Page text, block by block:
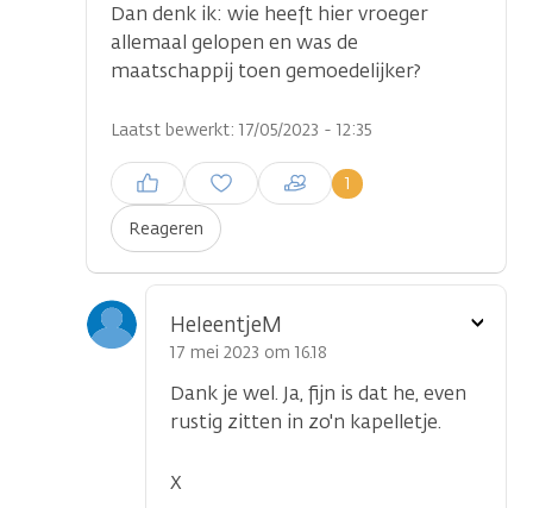
Dan denk ik: wie heeft hier vroeger
allemaal gelopen en was de
maatschappij toen gemoedelijker?
Laatst bewerkt: 17/05/2023 - 12:35
Reageren
1
Inloggen om een reactie te
plaatsen
HeleentjeM
17 mei 2023 om 16.18
Dank je wel. Ja, fijn is dat he, even
rustig zitten in zo'n kapelletje.
X
Toon